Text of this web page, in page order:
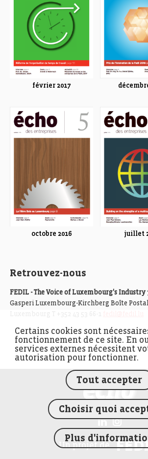
février 2017
octobre 2016 juillet
Retrouvez-nous
FEDIL - The Voice of Luxembourg's Industry
Gasperi Luxembourg-Kirchberg Boîte
Un projet de
Certains cookies sont
fonctionnement de ce site. En
services externes nécessitent
autorisation pour fonctionner.
Tout accepter
Choisir quoi
Plus